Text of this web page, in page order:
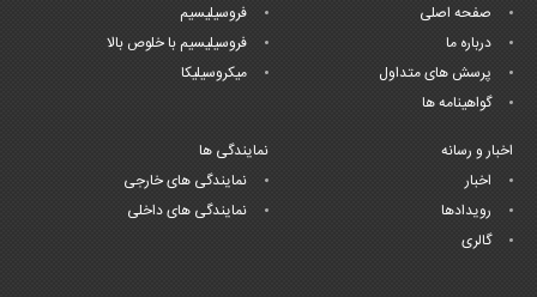
صفحه اصلی
درباره ما
پرسش های متداول
گواهینامه ها
فروسیلیسیم
فروسیلیسیم با خلوص بالا
میکروسیلیکا
اخبار و رسانه
اخبار
رویدادها
گالری
نمایندگی ها
نمایندگی های خارجی
نمایندگی های داخلی